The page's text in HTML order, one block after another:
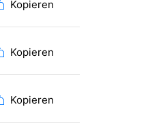
Kopieren
Kopieren
Kopieren